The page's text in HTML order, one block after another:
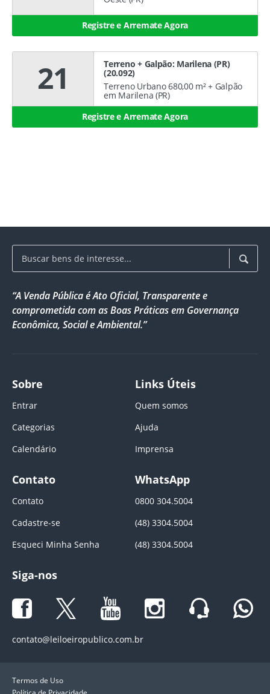
Registre e Arremate Agora
21 Terreno + Galpão: Marilena (PR)
(20.092)
Terreno Urbano 680,00 m² + Galpão
em Marilena (PR)
Registre e Arremate Agora
“A Venda Pública é Ato Oficial, Transparente e
comprometida com as Boas Práticas em Governança
Econômica, Social e Ambiental.”
Sobre
Entrar
Categorias
Calendário
Links Úteis
Quem somos
Ajuda
Imprensa
Contato
Contato
Cadastre-se
Esqueci Minha Senha
WhatsApp
0800 304.5004
(48) 3304.5004
(48) 3304.5004
Siga-nos
contato@leiloeiropublico.com.br
Termos de Uso